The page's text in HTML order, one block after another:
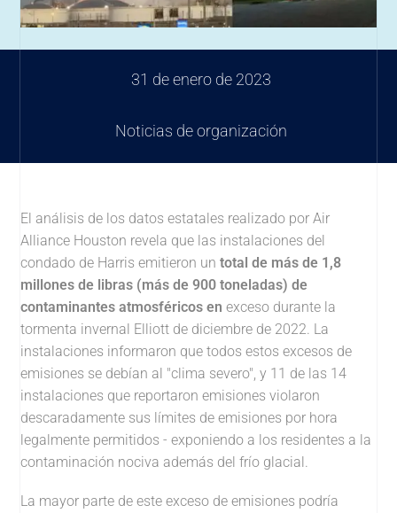
31 de enero de 2023
Noticias de organización
El análisis de los datos estatales realizado por Air
Alliance Houston revela que las instalaciones del
condado de Harris emitieron untotal de más de 1,8
millones de libras (más de 900 toneladas) de
contaminantes atmosféricos en exceso durante la
tormenta invernal Elliott de diciembre de 2022. La
instalaciones informaron que todos estos excesos de
emisiones se debían al "clima severo", y 11 de las 14
instalaciones que reportaron emisiones violaron
descaradamente sus límites de emisiones por hora
legalmente permitidos - exponiendo a los residentes a la
contaminación nociva además del frío glacial.
La mayor parte de este exceso de emisiones podría